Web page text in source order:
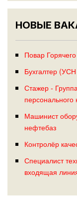
НОВЫЕ
Повар
Бухгалтер
Стажер -
Машинист
нефтебаз
Контролёр
Специалист
входящая